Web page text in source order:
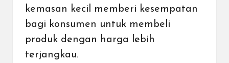
kemasan kecil memberi kesempatan
bagi konsumen untuk membeli
produk dengan harga lebih
terjangkau.